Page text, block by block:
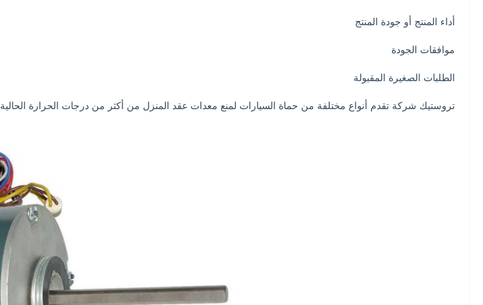
أداء المنتج أو جودة المنتج
موافقات الجودة
الطلبات الصغيرة المقبولة
تروستيك شركة تقدم أنواع مختلفة من حماة السيارات لمنع معدات عقد المنزل من أكثر من درجات الحرارة الحالية.